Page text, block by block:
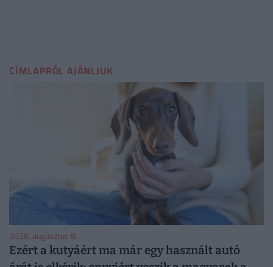
CÍMLAPRÓL AJÁNLJUK
2026. augusztus 8.
Ezért a kutyáért ma már egy használt autó